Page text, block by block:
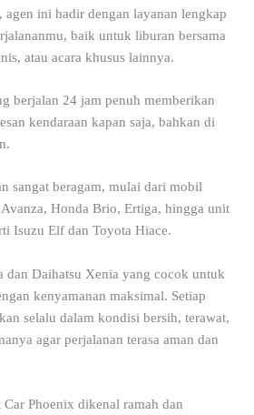
agen ini hadir dengan layanan lengkap
baik untuk liburan bersama
atau acara khusus lainnya.
berjalan 24 jam penuh memberikan
kendaraan kapan saja, bahkan di
sangat beragam, mulai dari mobil
Honda Brio, Ertiga, hingga unit
Isuzu Elf dan Toyota Hiace.
dan Daihatsu Xenia yang cocok untuk
kenyamanan maksimal. Setiap
selalu dalam kondisi bersih, terawat,
agar perjalanan terasa aman dan
Phoenix dikenal ramah dan